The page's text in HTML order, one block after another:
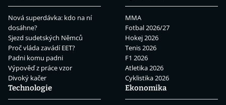
Nová superdávka: kdo na ní
dosáhne?
Sjezd sudetských Němců
Proč vláda zavádí EET?
Padni komu padni
Výpověď z práce vzor
Divoký kačer
MMA
Fotbal 2026/27
Hokej 2026
Tenis 2026
F1 2026
Atletika 2026
Cyklistika 2026
Technologie
Ekonomika